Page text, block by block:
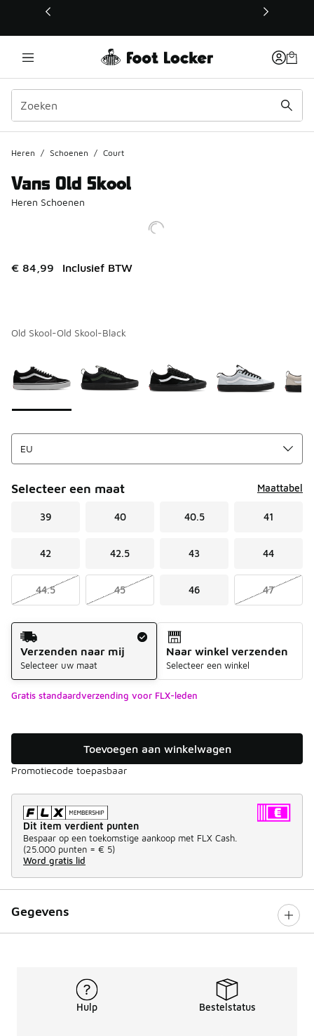
Deze link wordt geopend in een nieuw venster
Heren / Schoenen / Court
Vans Old Skool
Heren Schoenen
€ 84,99 Inclusief BTW
Old Skool-Old Skool-Black
Selecteer een maat Maattabel
39 40 40.5 41
42 42.5 43 44
44.5 45 46 47
Verzendmethode
Verzenden naar mij
Selecteer uw maat
Naar winkel verzenden
Selecteer een winkel
Gratis standaardverzending voor FLX-leden
Toevoegen aan winkelwagen
Promotiecode toepasbaar
Dit item verdient punten
Bespaar op een toekomstige aankoop met FLX Cash.
(25.000 punten = € 5)
Word gratis lid
Gegevens
Hulp Bestelstatus